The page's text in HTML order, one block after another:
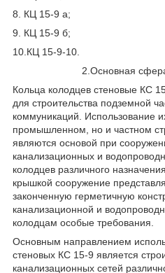
8. КЦ 15-9 а;
9. КЦ 15-9 б;
10.КЦ 15-9-10.
2.Основная
Кольца колодцев стеновые КС
для строительства подземной
коммуникаций. Использование
промышленном, но и частном
являются основой при
канализационных и
колодцев различного
крышкой сооружение
законченную герметичную
канализационной и
колодцам особые требования.
Основным направлением
стеновых КС 15-9 является
канализационных сетей